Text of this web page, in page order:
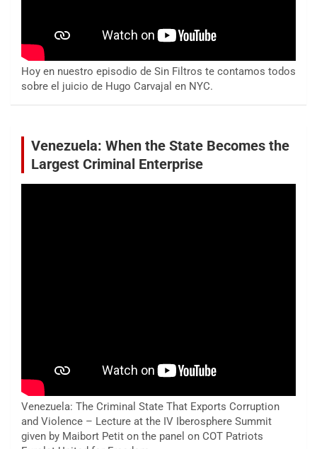
Hoy en nuestro episodio de Sin Filtros te contamos todos
sobre el juicio de Hugo Carvajal en NYC.
Venezuela: When the State Becomes the
Largest Criminal Enterprise
Venezuela: The Criminal State That Exports Corruption
and Violence – Lecture at the IV Iberosphere Summit
given by Maibort Petit on the panel on COT Patriots